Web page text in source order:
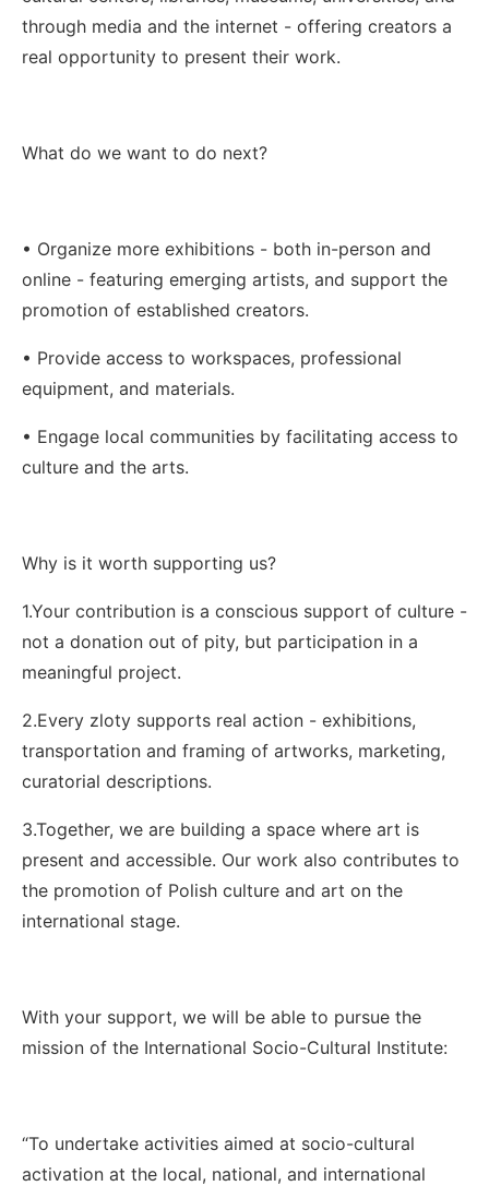
through media and the internet - offering creators a
real opportunity to present their work.
What do we want to do next?
• Organize more exhibitions - both in-person and
online - featuring emerging artists, and support the
promotion of established creators.
• Provide access to workspaces, professional
equipment, and materials.
• Engage local communities by facilitating access to
culture and the arts.
Why is it worth supporting us?
1.Your contribution is a conscious support of culture -
not a donation out of pity, but participation in a
meaningful project.
2.Every zloty supports real action - exhibitions,
transportation and framing of artworks, marketing,
curatorial descriptions.
3.Together, we are building a space where art is
present and accessible. Our work also contributes to
the promotion of Polish culture and art on the
international stage.
With your support, we will be able to pursue the
mission of the International Socio-Cultural Institute:
“To undertake activities aimed at socio-cultural
activation at the local, national, and international